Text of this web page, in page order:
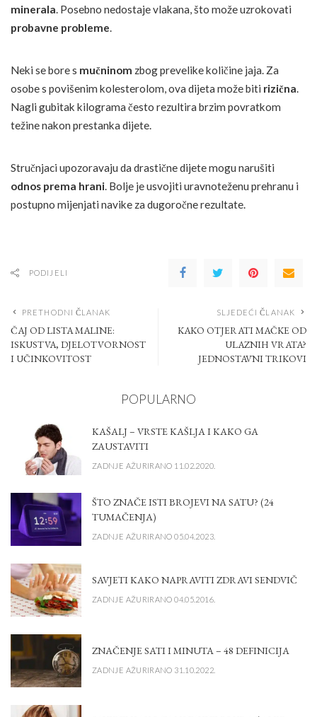
minerala. Posebno nedostaje vlakana, što može uzrokovati
probavne probleme.
Neki se bore s mučninom zbog prevelike količine jaja. Za
osobe s povišenim kolesterolom, ova dijeta može biti rizična.
Nagli gubitak kilograma često rezultira brzim povratkom
težine nakon prestanka dijete.
Stručnjaci upozoravaju da drastične dijete mogu narušiti
odnos prema hrani. Bolje je usvojiti uravnoteženu prehranu i
postupno mijenjati navike za dugoročne rezultate.
PODIJELI
PRETHODNI ČLANAK
ČAJ OD LISTA MALINE:
ISKUSTVA, DJELOTVORNOST
I UČINKOVITOST
SLJEDEĆI ČLANAK
KAKO OTJERATI MAČKE OD
ULAZNIH VRATA?
JEDNOSTAVNI TRIKOVI
POPULARNO
KAŠALJ – VRSTE KAŠLJA I KAKO GA
ZAUSTAVITI
ZADNJE AŽURIRANO 11.02.2020.
ŠTO ZNAČE ISTI BROJEVI NA SATU? (24
TUMAČENJA)
ZADNJE AŽURIRANO 05.04.2023.
SAVJETI KAKO NAPRAVITI ZDRAVI SENDVIČ
ZADNJE AŽURIRANO 04.05.2016.
ZNAČENJE SATI I MINUTA – 48 DEFINICIJA
ZADNJE AŽURIRANO 31.10.2022.